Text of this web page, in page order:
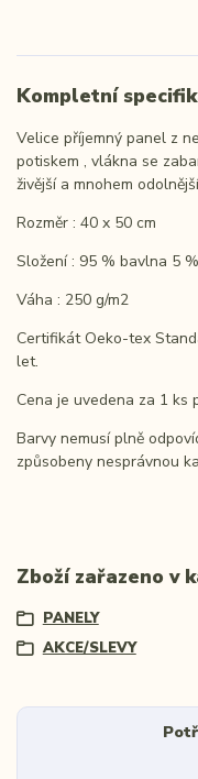
Kompletní
Velice příjemný panel z
potiskem , vlákna se
živější a mnohem
Rozměr : 40 x 50 cm
Složení : 95 % bavlna 5
Váha : 250 g/m2
Certifikát Oeko-tex
let.
Cena je uvedena za 1 ks
Barvy nemusí plně
způsobeny nesprávnou
Zboží zařazeno v
PANELY
AKCE/SLEVY